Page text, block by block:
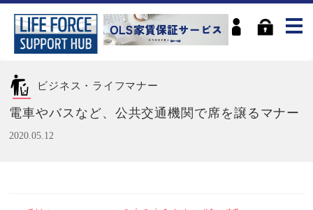
ビジネス・ライフマナー
電車やバスなど、公共交通機関で席を譲るマナー
2020.05.12